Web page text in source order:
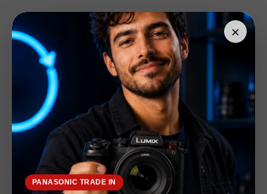
×
PANASONIC TRADE IN